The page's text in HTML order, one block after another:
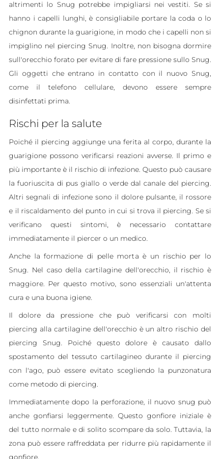
altrimenti lo Snug potrebbe impigliarsi nei vestiti. Se si
hanno i capelli lunghi, è consigliabile portare la coda o lo
chignon durante la guarigione, in modo che i capelli non si
impiglino nel piercing Snug. Inoltre, non bisogna dormire
sull'orecchio forato per evitare di fare pressione sullo Snug.
Gli oggetti che entrano in contatto con il nuovo Snug,
come il telefono cellulare, devono essere sempre
disinfettati prima.
Rischi per la salute
Poiché il piercing aggiunge una ferita al corpo, durante la
guarigione possono verificarsi reazioni avverse. Il primo e
più importante è il rischio di infezione. Questo può causare
la fuoriuscita di pus giallo o verde dal canale del piercing.
Altri segnali di infezione sono il dolore pulsante, il rossore
e il riscaldamento del punto in cui si trova il piercing. Se si
verificano questi sintomi, è necessario contattare
immediatamente il piercer o un medico.
Anche la formazione di pelle morta è un rischio per lo
Snug. Nel caso della cartilagine dell'orecchio, il rischio è
maggiore. Per questo motivo, sono essenziali un'attenta
cura e una buona igiene.
Il dolore da pressione che può verificarsi con molti
piercing alla cartilagine dell'orecchio è un altro rischio del
piercing Snug. Poiché questo dolore è causato dallo
spostamento del tessuto cartilagineo durante il piercing
con l'ago, può essere evitato scegliendo la punzonatura
come metodo di piercing.
Immediatamente dopo la perforazione, il nuovo snug può
anche gonfiarsi leggermente. Questo gonfiore iniziale è
del tutto normale e di solito scompare da solo. Tuttavia, la
zona può essere raffreddata per ridurre più rapidamente il
gonfiore.